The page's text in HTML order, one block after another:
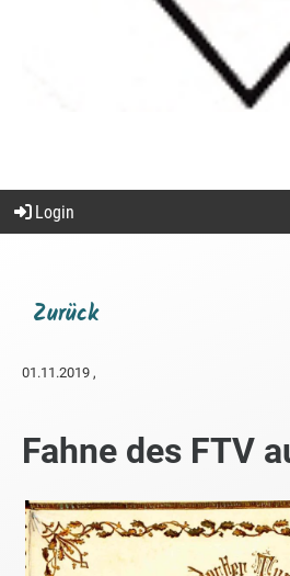
Login
Zurück
01.11.2019 ,
Fahne des FTV